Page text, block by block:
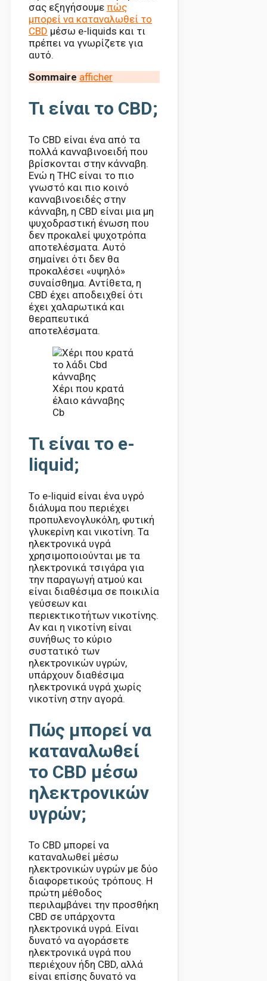
σας εξηγήσουμε πώς
μπορεί να καταναλωθεί το
CBD μέσω e-liquids και τι
πρέπει να γνωρίζετε για
αυτό.
Sommaire afficher
Τι είναι το CBD;
Το CBD είναι ένα από τα
πολλά κανναβινοειδή που
βρίσκονται στην κάνναβη.
Ενώ η THC είναι το πιο
γνωστό και πιο κοινό
κανναβινοειδές στην
κάνναβη, η CBD είναι μια μη
ψυχοδραστική ένωση που
δεν προκαλεί ψυχοτρόπα
αποτελέσματα. Αυτό
σημαίνει ότι δεν θα
προκαλέσει «υψηλό»
συναίσθημα. Αντίθετα, η
CBD έχει αποδειχθεί ότι
έχει χαλαρωτικά και
θεραπευτικά
αποτελέσματα.
Χέρι που κρατά
έλαιο κάνναβης
Cb
Τι είναι το e-
liquid;
Το e-liquid είναι ένα υγρό
διάλυμα που περιέχει
προπυλενογλυκόλη, φυτική
γλυκερίνη και νικοτίνη. Τα
ηλεκτρονικά υγρά
χρησιμοποιούνται με τα
ηλεκτρονικά τσιγάρα για
την παραγωγή ατμού και
είναι διαθέσιμα σε ποικιλία
γεύσεων και
περιεκτικοτήτων νικοτίνης.
Αν και η νικοτίνη είναι
συνήθως το κύριο
συστατικό των
ηλεκτρονικών υγρών,
υπάρχουν διαθέσιμα
ηλεκτρονικά υγρά χωρίς
νικοτίνη στην αγορά.
Πώς μπορεί να
καταναλωθεί
το CBD μέσω
ηλεκτρονικών
υγρών;
Το CBD μπορεί να
καταναλωθεί μέσω
ηλεκτρονικών υγρών με δύο
διαφορετικούς τρόπους. Η
πρώτη μέθοδος
περιλαμβάνει την προσθήκη
CBD σε υπάρχοντα
ηλεκτρονικά υγρά. Είναι
δυνατό να αγοράσετε
ηλεκτρονικά υγρά που
περιέχουν ήδη CBD, αλλά
είναι επίσης δυνατό να